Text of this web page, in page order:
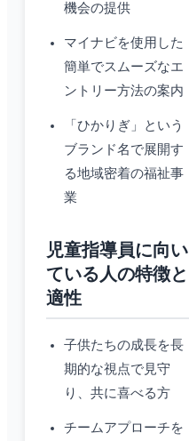
機会の提供
マイナビを使用した
簡単でスムーズなエ
ントリー方法の案内
「ひかりぎ」という
ブランド名で展開す
る地域密着の福祉事
業
児童指導員に向い
ている人の特徴と
適性
子供たちの成長を長
期的な視点で見守
り、共に喜べる方
チームアプローチを